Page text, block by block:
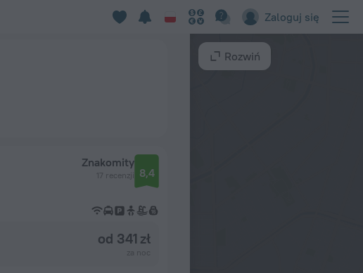
Zaloguj się
Znakomity
17 recenzji 8,4
od 341 zł
Rozwiń